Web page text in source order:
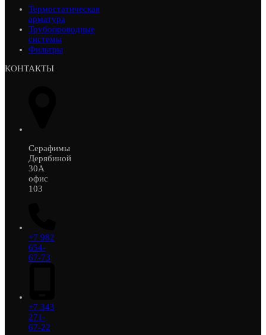
Термостатическая
арматура
Трубопроводные
системы
Фильтры
КОНТАКТЫ
Серафимы
Дерябиной
30А
офис
103
+7 982
654-
67-73
+7 343
271-
67-22